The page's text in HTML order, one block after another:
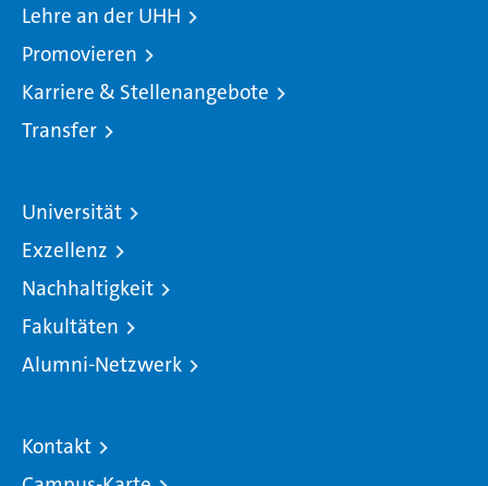
Lehre an der UHH
Promovieren
Karriere & Stellenangebote
Transfer
Universität
Exzellenz
Nachhaltigkeit
Fakultäten
Alumni-Netzwerk
Kontakt